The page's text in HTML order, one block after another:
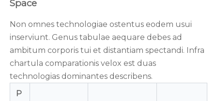
Space
Non omnes technologiae ostentus eodem usui
inserviunt. Genus tabulae aequare debes ad
ambitum corporis tui et distantiam spectandi. Infra
chartula comparationis velox est duas
technologias dominantes describens.
P